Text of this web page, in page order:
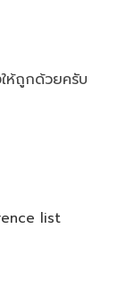
ห้ถูกด้วยครับ
list